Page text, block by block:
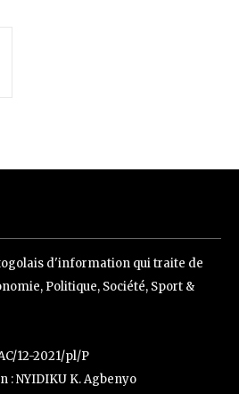
d'information qui traite de
Politique, Société, Sport &
12-2021/pl/P
: NYIDIKU K. Agbenyo